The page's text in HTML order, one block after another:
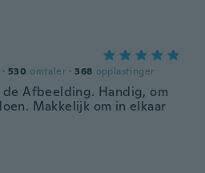
· 530 omtaler · 368 opplastinger
de Afbeelding. Handig, om
Makkelijk om in elkaar